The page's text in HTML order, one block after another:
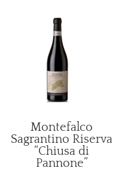
Montefalco
Sagrantino Riserva
“Chiusa di
Pannone”